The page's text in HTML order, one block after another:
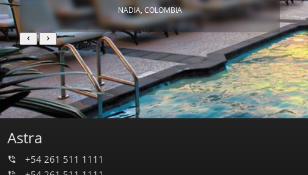
NADIA, COLOMBIA
Astra
+54 261 511 1111